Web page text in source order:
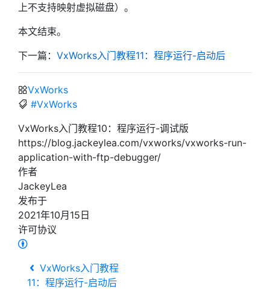
上不支持映射虚拟磁盘）。
本文结束。
下一篇： VxWorks入门教程11：程序运行-启动后
VxWorks
#VxWorks
VxWorks入门教程10：程序运行-调试版
https://blog.jackeylea.com/vxworks/vxworks-run-
application-with-ftp-debugger/
作者
JackeyLea
发布于
2021年10月15日
许可协议
VxWorks入门教程
11：程序运行-启动后